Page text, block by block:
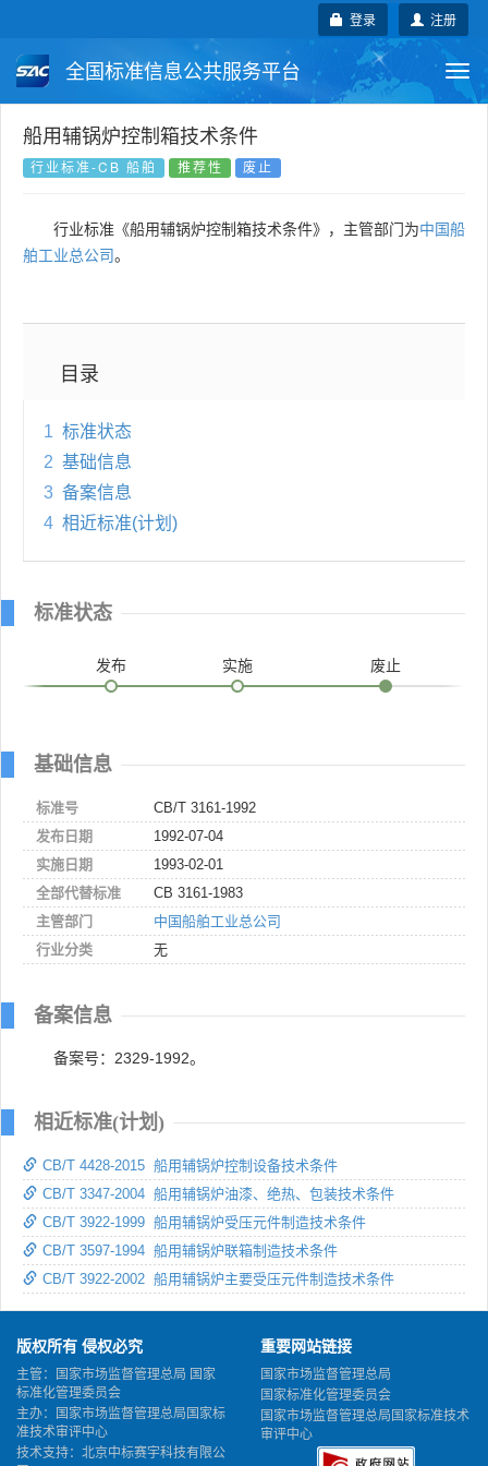
注册
登录
全国标准信息公共服务平台
国家标准 行业标准
国外标准 技术委员会
船用辅锅炉控制箱技术条件
行业标准-CB 船舶 推荐性 废止
行业标准《船用辅锅炉控制箱技术条件》，主管部门为中国船
舶工业总公司。
目录
1 标准状态
2 基础信息
3 备案信息
4 相近标准(计划)
标准状态
发布 实施 废止
基础信息
标准号
CB/T 3161-1992
发布日期
1992-07-04
实施日期
1993-02-01
全部代替标准
CB 3161-1983
主管部门
中国船舶工业总公司
行业分类
无
备案信息
备案号：2329-1992。
相近标准(计划)
CB/T 4428-2015 船用辅锅炉控制设备技术条件
CB/T 3347-2004 船用辅锅炉油漆、绝热、包装技术条件
CB/T 3922-1999 船用辅锅炉受压元件制造技术条件
CB/T 3597-1994 船用辅锅炉联箱制造技术条件
CB/T 3922-2002 船用辅锅炉主要受压元件制造技术条件
版权所有 侵权必究
主管：国家市场监督管理总局 国家
标准化管理委员会
主办：国家市场监督管理总局国家标
准技术审评中心
技术支持：北京中标赛宇科技有限公
重要网站链接
国家市场监督管理总局
国家标准化管理委员会
国家市场监督管理总局国家标准技术
审评中心